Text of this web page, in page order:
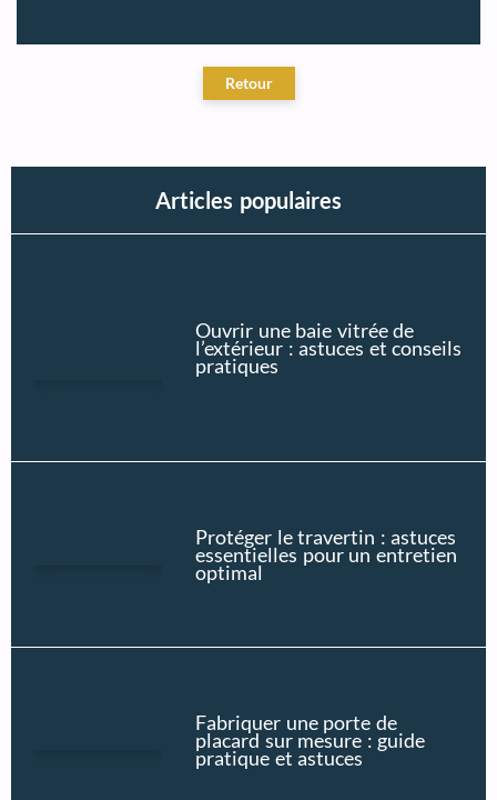
Articles populaires
Ouvrir une baie vitrée de
l’extérieur : astuces et conseils
pratiques
Protéger le travertin : astuces
essentielles pour un entretien
optimal
Fabriquer une porte de
placard sur mesure : guide
pratique et astuces